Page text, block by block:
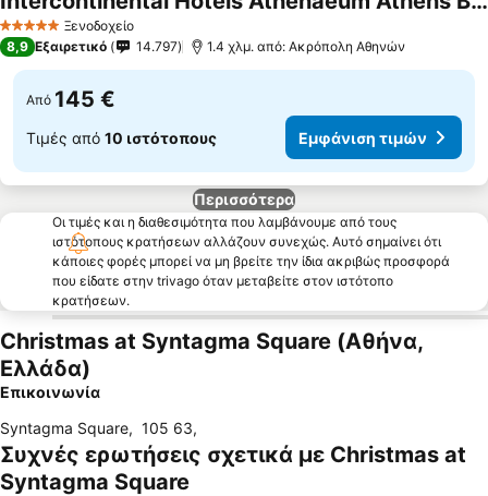
5 Αστέρια Ξενοδοχείο
8,9 Εξαιρετικό 14.797 1.4 χλμ. από: Ακρόπολη Αθηνών
Από 145 €
Τιμές από 10 ιστότοπους Εμφάνιση τιμών
Περισσότερα
Οι τιμές και η διαθεσιμότητα που λαμβάνουμε από τους
ιστότοπους κρατήσεων αλλάζουν συνεχώς. Αυτό σημαίνει ότι
κάποιες φορές μπορεί να μη βρείτε την ίδια ακριβώς προσφορά
που είδατε στην trivago όταν μεταβείτε στον ιστότοπο
κρατήσεων.
Christmas at Syntagma Square (Αθήνα,
Ελλάδα)
Επικοινωνία
Syntagma Square, 105 63,
Συχνές ερωτήσεις σχετικά με Christmas at
Syntagma Square